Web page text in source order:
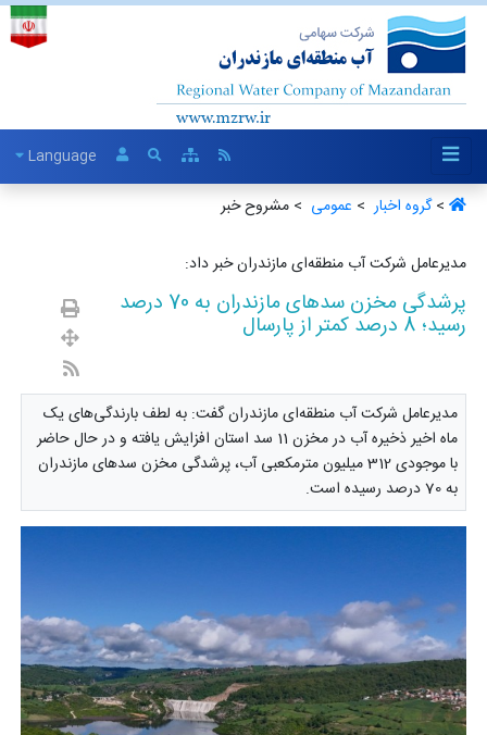
Language
>گروه اخبار ‏ > عمومی ‏ > مشروح خبر
مدیرعامل شرکت آب منطقه‌ای مازندران خبر داد:
پرشدگی مخزن سدهای مازندران به 70 درصد
رسید؛ 8 درصد کمتر از پارسال
مدیرعامل شرکت آب منطقه‌ای مازندران گفت: به لطف بارندگی‌های یک
ماه اخیر ذخیره آب در مخزن 11 سد استان افزایش یافته و در حال حاضر
با موجودی 312 میلیون مترمکعبی آب، پرشدگی مخزن سدهای مازندران
به 70 درصد رسیده است.